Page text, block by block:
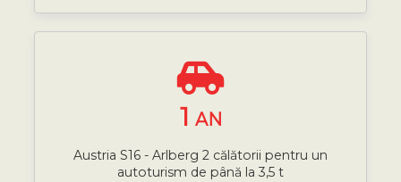
1 AN
Austria S16 - Arlberg 2 călătorii pentru un
autoturism de până la 3,5 t